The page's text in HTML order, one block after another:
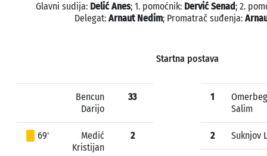
Glavni sudija: Delić Anes; 1. pomoćnik: Dervić Senad; 2.
Delegat: Arnaut Nedim; Promatrač suđenja:
Startna postava
Bencun
Darijo
33
69'
Medić
Kristijan
2
1
Salim
2 Suknjov